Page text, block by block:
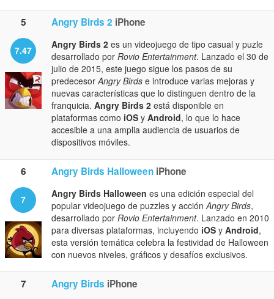
5 Angry Birds 2 iPhone
7.47 Angry Birds 2 es un videojuego de tipo casual y puzle
desarrollado por Rovio Entertainment. Lanzado el 30 de
julio de 2015, este juego sigue los pasos de su
predecesorAngry Birds e introduce varias mejoras y
nuevas características que lo distinguen dentro de la
franquicia. Angry Birds 2 está disponible en
plataformas como iOS y Android, lo que lo hace
accesible a una amplia audiencia de usuarios de
dispositivos móviles.
6 Angry Birds Halloween iPhone
7 Angry Birds Halloween es una edición especial del
popular videojuego de puzzles y acciónAngry Birds,
desarrollado por Rovio Entertainment. Lanzado en 2010
para diversas plataformas, incluyendo iOS y Android,
esta versión temática celebra la festividad de Halloween
con nuevos niveles, gráficos y desafíos exclusivos.
7 Angry Birds iPhone